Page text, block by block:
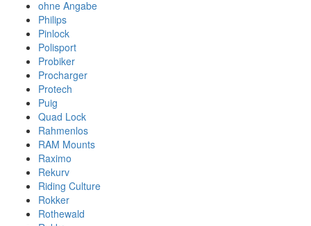
ohne Angabe
Philips
Pinlock
Polisport
Probiker
Procharger
Protech
Puig
Quad Lock
Rahmenlos
RAM Mounts
Raximo
Rekurv
Riding Culture
Rokker
Rothewald